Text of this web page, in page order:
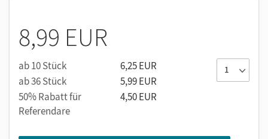
8,99 EUR
ab 10 Stück
6,25 EUR
ab 36 Stück
5,99 EUR
50% Rabatt für
Referendare
4,50 EUR